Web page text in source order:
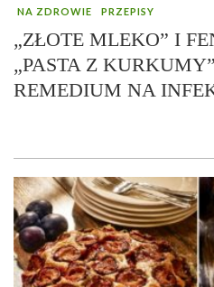
NA ZDROWIE PRZEPISY
„ZŁOTE MLEKO” I
„PASTA Z
REMEDIUM NA